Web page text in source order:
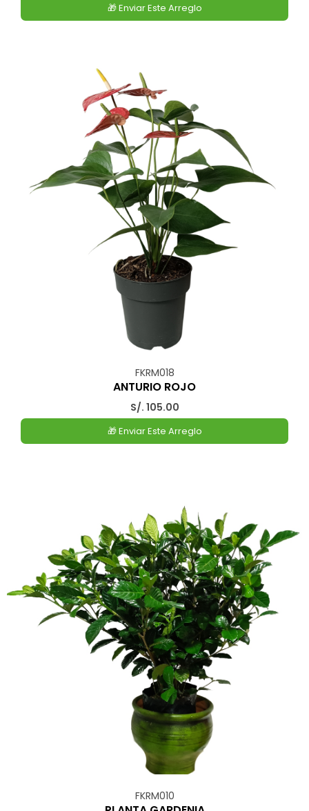
🎁 Enviar Este Arreglo
FKRM018
ANTURIO ROJO
S/. 105.00
🎁 Enviar Este Arreglo
FKRM010